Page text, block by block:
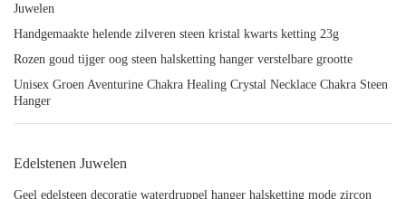
Juwelen
Handgemaakte helende zilveren steen kristal kwarts ketting 23g
Rozen goud tijger oog steen halsketting hanger verstelbare grootte
Unisex Groen Aventurine Chakra Healing Crystal Necklace Chakra Steen
Hanger
Edelstenen Juwelen
Geel edelsteen decoratie waterdruppel hanger halsketting mode zircon